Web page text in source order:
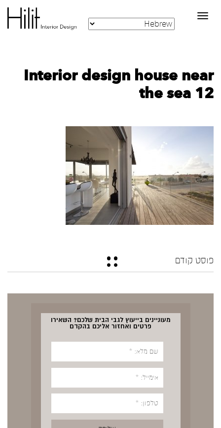
Toggle
navigation
Interior design house near
the sea 12
פוסט קודם
מעוניינים בייעוץ לגבי הבית שלכם? השאירו
פרטים ואחזור אליכם בהקדם